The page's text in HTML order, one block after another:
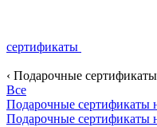
сертификаты
‹ Подарочные сертификаты
Все
Подарочные сертификаты
Подарочные сертификаты